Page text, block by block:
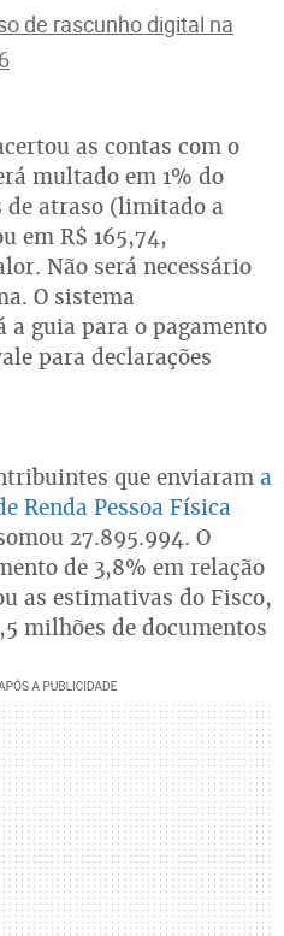
de rascunho digital na
as contas com o
multado em 1% do
de atraso (limitado a
em R$ 165,74,
Não será necessário
O sistema
a guia para o pagamento
para declarações
que enviaram a
Renda Pessoa Física
27.895.994. O
de 3,8% em relação
as estimativas do Fisco,
milhões de documentos